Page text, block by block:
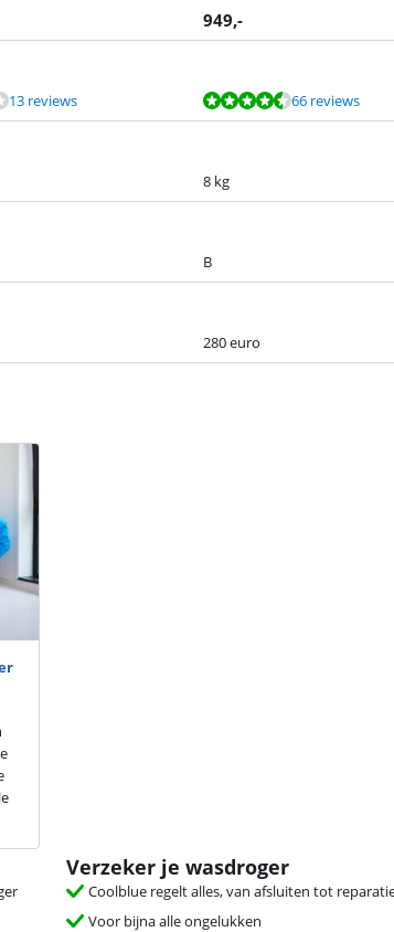
949,-
13 reviews 66 reviews
8 kg
B
280 euro
Verzeker je wasdroger
Coolblue regelt alles, van afsluiten tot
Voor bijna alle ongelukken